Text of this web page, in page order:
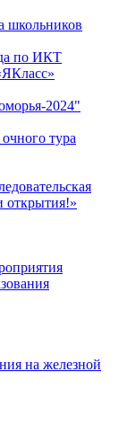
школьников
по ИКТ
2024"
тура
открытия!»
на железной